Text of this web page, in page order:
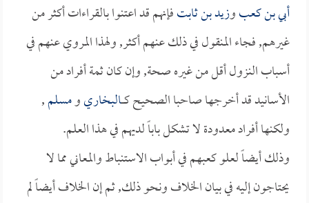
أبي بن كعبوزيد بن ثابتفإنهم قد اعتنوا بالقراءات أكثر من
غيرهم, فجاء المنقول في ذلك عنهم أكثر, ولهذا المروي عنهم في
أسباب النزول أقل من غيره صحة, وإن كان ثمة أفراد من
الأسانيد قد أخرجها صاحبا الصحيح كــــالبخاريومسلم,
ولكنها أفراد معدودة لا تشكل باباً لديهم في هذا العلم.
وذلك أيضاً لعلو كعبهم في أبواب الاستنباط والمعاني مما لا
يحتاجون إليه في بيان الخلاف ونحو ذلك, ثم إن الخلاف أيضاً لم